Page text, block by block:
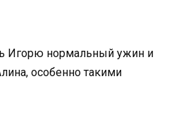
Игорю нормальный ужин и
особенно такими